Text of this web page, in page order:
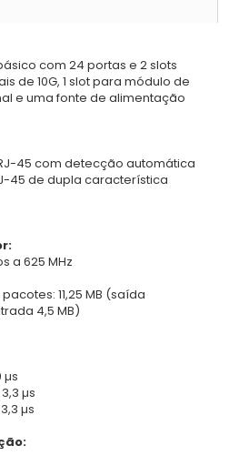
com 24 portas e 2 slots
de 10G, 1 slot para módulo de
e uma fonte de alimentação
45 com detecção automática
45 de dupla característica
a 625 MHz
11,25 MB (saída
4,5 MB)
µs
µs
µs